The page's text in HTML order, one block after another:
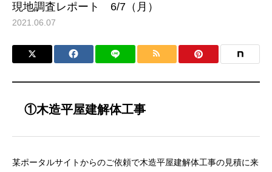
現地調査レポート 6/7（月）
2021.06.07
①木造平屋建解体工事
某ポータルサイトからのご依頼で木造平屋建解体工事の見積に来